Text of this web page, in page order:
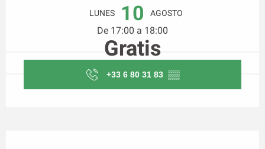
LUNES 10 AGOSTO
De 17:00 a 18:00
Gratis
+33 6 80 31 83 ▒▒